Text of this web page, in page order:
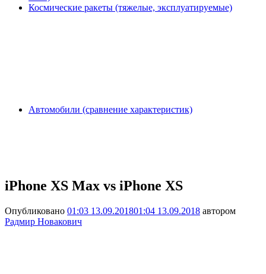
Космические ракеты (тяжелые, эксплуатируемые)
Автомобили (сравнение характеристик)
iPhone XS Max vs iPhone XS
Опубликовано 01:03 13.09.201801:04 13.09.2018 автором
Радмир Новакович